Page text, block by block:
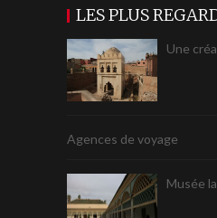
LES PLUS
Une
Agences de voyage
Musée